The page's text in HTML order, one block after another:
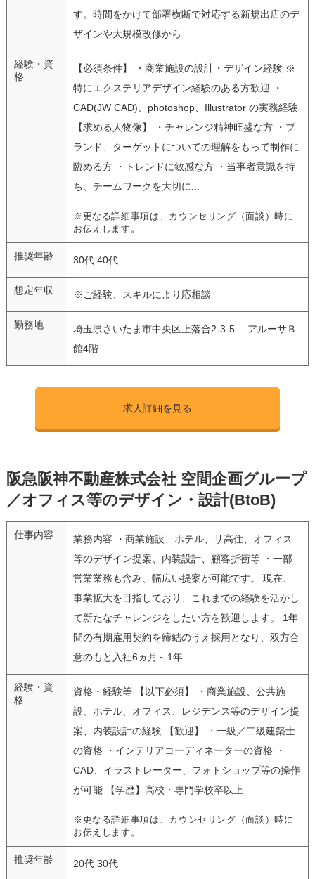
す。時間をかけて部署横断で対応する新規出店のデ
ザインや大規模改修から...
経験・資
格
【必須条件】 ・商業施設の設計・デザイン経験 ※
特にエクステリアデザイン経験のある方歓迎 ・
CAD(JW CAD)、photoshop、Illustrator の実務経験
【求める人物像】 ・チャレンジ精神旺盛な方 ・ブ
ランド、ターゲットについての理解をもって制作に
臨める方 ・トレンドに敏感な方 ・当事者意識を持
ち、チームワークを大切に...
※更なる詳細事項は、カウンセリング（面談）時に
お伝えします。
推奨年齢 30代 40代
想定年収 ※ご経験、スキルにより応相談
勤務地
埼玉県さいたま市中央区上落合2-3-5 アルーサＢ
館4階
求人詳細を見る
阪急阪神不動産株式会社 空間企画グループ
／オフィス等のデザイン・設計(BtoB)
仕事内容
業務内容 ・商業施設、ホテル、サ高住、オフィス
等のデザイン提案、内装設計、顧客折衝等 ・一部
営業業務も含み、幅広い提案が可能です。 現在、
事業拡大を目指しており、これまでの経験を活かし
て新たなチャレンジをしたい方を歓迎します。 1年
間の有期雇用契約を締結のうえ採用となり、双方合
意のもと入社6ヵ月～1年...
経験・資
格
資格・経験等 【以下必須】 ・商業施設、公共施
設、ホテル、オフィス、レジデンス等のデザイン提
案、内装設計の経験 【歓迎】 ・一級／二級建築士
の資格 ・インテリアコーディネーターの資格 ・
CAD、イラストレーター、フォトショップ等の操作
が可能 【学歴】高校・専門学校卒以上
※更なる詳細事項は、カウンセリング（面談）時に
お伝えします。
推奨年齢 20代 30代